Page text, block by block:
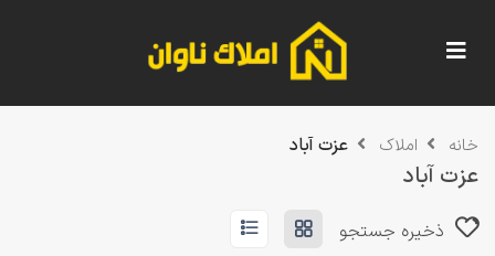
خانه املاک عزت آباد
عزت آباد
ذخیره جستجو